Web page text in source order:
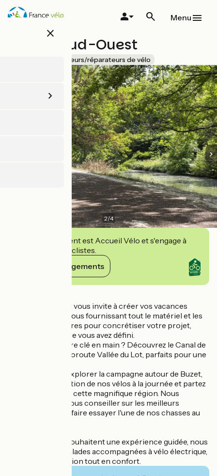
Aller
au
close
Menu
Cycles Sud-Ouest
Loueurs/réparateurs de vélo
2/4
Cet établissement est Accueil Vélo et s'engage à
accueillir des cyclistes.
Voir ses engagements
Cycles Sud-Ouest vous invite à créer vos vacances
idéales à vélo, en vous fournissant tout le matériel et les
conseils nécessaires pour concrétiser votre projet,
selon le budget que vous avez défini.
Envie d’un itinéraire clé en main ? Découvrez le Canal de
Garonne ou la Véloroute Vallée du Lot, parfaits pour une
Si vous préférez explorer la campagne autour de Buzet,
optez pour la location de nos vélos à la journée et partez
à la découverte de cette magnifique région. Nous
sommes là pour vous conseiller sur les meilleurs
parcours ou vous faire essayer l'une de nos chasses au
Et pour ceux qui souhaitent une expérience guidée, nous
proposons des balades accompagnées à vélo électrique,
pour une exploration tout en confort.